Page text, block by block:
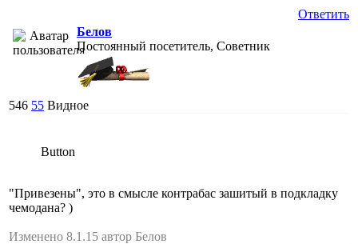
Ответить
Белов
Постоянный посетитель, Советник
546 55 Видное
Button
"Привезены", это в смысле контрабас зашитый в подкладку
чемодана? )
Изменено 8.1.15 автор Белов